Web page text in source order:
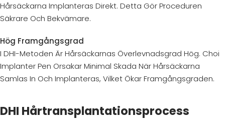
Hårsäckarna Implanteras Direkt. Detta Gör Proceduren
Säkrare Och Bekvämare.
Hög Framgångsgrad
I DHI-Metoden Är Hårsäckarnas Överlevnadsgrad Hög. Choi
Implanter Pen Orsakar Minimal Skada När Hårsäckarna
Samlas In Och Implanteras, Vilket Ökar Framgångsgraden.
DHI Hårtransplantationsprocess